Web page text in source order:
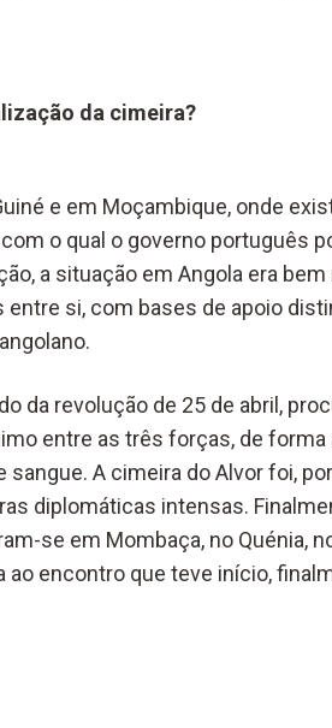
da cimeira?
e em Moçambique, onde
o qual o governo português
a situação em Angola era
si, com bases de apoio
da revolução de 25 de abril,
entre as três forças, de forma
A cimeira do Alvor foi,
diplomáticas intensas.
se em Mombaça, no Quénia,
encontro que teve início,